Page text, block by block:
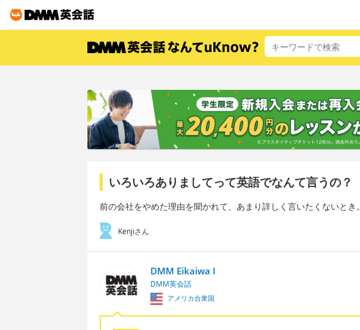
いろいろありましてって英語でなんて言うの？
前の会社をやめた理由を聞かれて、あまり詳しく言いたくないとき。
Kenjiさん
DMM Eikaiwa I
DMM英会話
アメリカ合衆国